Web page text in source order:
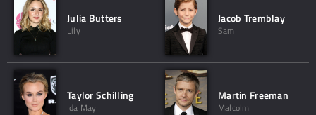
Julia Butters
Lily
Jacob Tremblay
Sam
Taylor Schilling
Ida May
Martin Freeman
Malcolm